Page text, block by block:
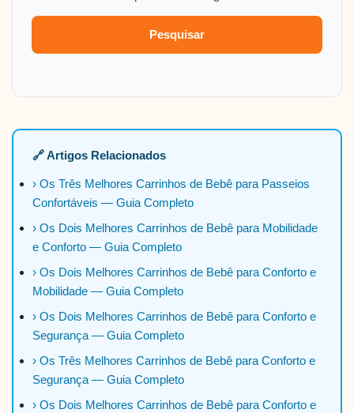
Pesquisar
🔗 Artigos Relacionados
› Os Três Melhores Carrinhos de Bebê para Passeios
Confortáveis — Guia Completo
› Os Dois Melhores Carrinhos de Bebê para Mobilidade
e Conforto — Guia Completo
› Os Dois Melhores Carrinhos de Bebê para Conforto e
Mobilidade — Guia Completo
› Os Dois Melhores Carrinhos de Bebê para Conforto e
Segurança — Guia Completo
› Os Três Melhores Carrinhos de Bebê para Conforto e
Segurança — Guia Completo
› Os Dois Melhores Carrinhos de Bebê para Conforto e